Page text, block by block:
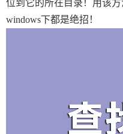
位到它的所在目录！用该
windows下都是绝招！